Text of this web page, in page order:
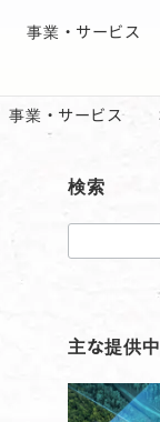
事業・サービス
事業・サービス
検索
主な提供